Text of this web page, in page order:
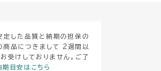
定した品質と納期の担保の
商品につきまして 2週間以
受けしておりません。ご了
期目安はこちら